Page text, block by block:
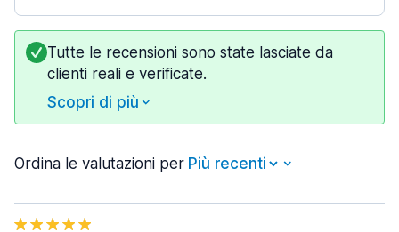
Tutte le recensioni sono state lasciate da
clienti reali e verificate.
Scopri di più
Ordina le valutazioni per